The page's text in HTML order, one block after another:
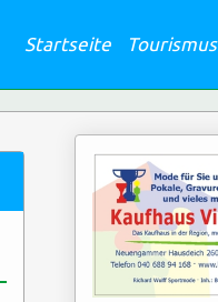
Startseite Tourismus